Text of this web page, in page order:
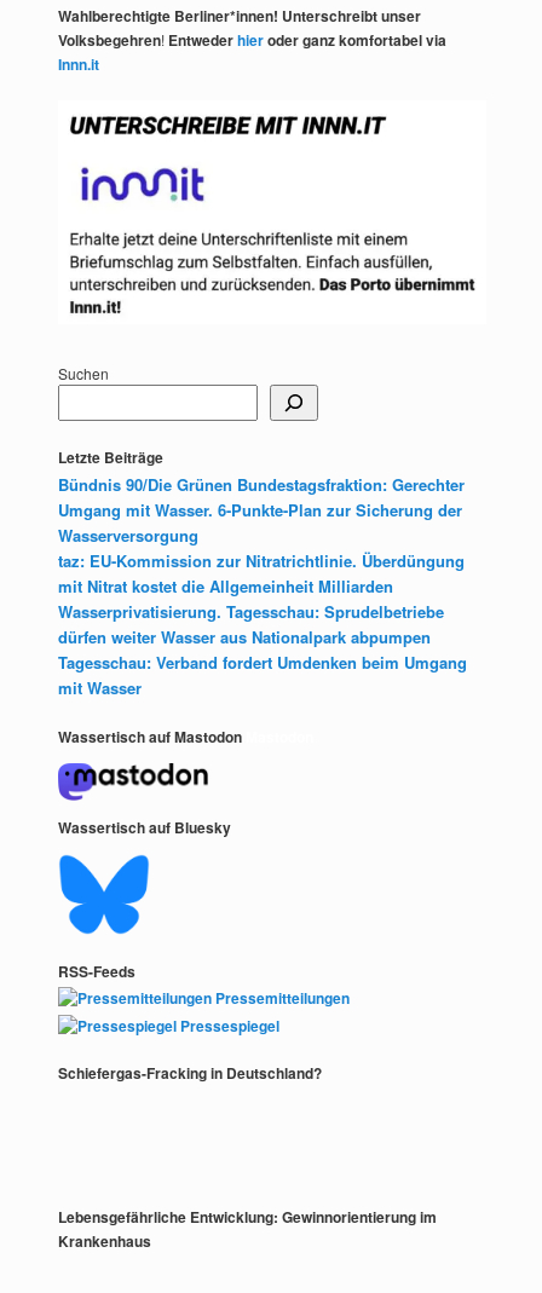
Wahlberechtigte Berliner*innen! Unterschreibt unser
Volksbegehren! Entwederhieroder ganz komfortabel via
Innn.it
Suchen
Letzte Beiträge
Bündnis 90/Die Grünen Bundestagsfraktion: Gerechter
Umgang mit Wasser. 6-Punkte-Plan zur Sicherung der
Wasserversorgung
taz: EU-Kommission zur Nitratrichtlinie. Überdüngung
mit Nitrat kostet die Allgemeinheit Milliarden
Wasserprivatisierung. Tagesschau: Sprudelbetriebe
dürfen weiter Wasser aus Nationalpark abpumpen
Tagesschau: Verband fordert Umdenken beim Umgang
mit Wasser
Wassertisch auf Mastodon
Wassertisch auf Bluesky
RSS-Feeds
Pressemitteilungen
Pressespiegel
Schiefergas-Fracking in Deutschland?
Lebensgefährliche Entwicklung: Gewinnorientierung im
Krankenhaus